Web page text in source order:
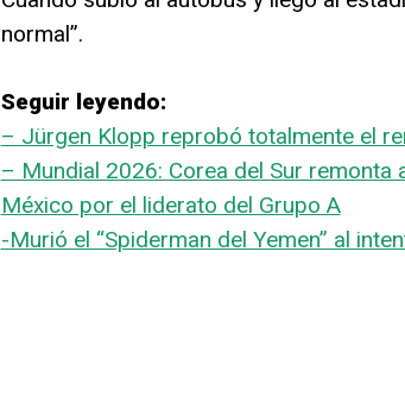
normal”.
Seguir leyendo:
– Jürgen Klopp reprobó totalmente el
– Mundial 2026: Corea del Sur remonta
México por el liderato del Grupo A
-Murió el “Spiderman del Yemen” al